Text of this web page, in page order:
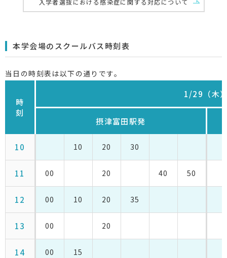
入学者選抜における感染症に関する対応について
本学会場のスクールバス時刻表
当日の時刻表は以下の通りです。
時
刻
1/29（木
摂津富田駅発
10 10 20 30
11 00 20 40 50
12 00 10 20 35
13 00 20
14 00 15